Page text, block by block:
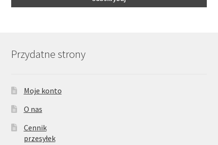
Przydatne strony
Moje konto
O nas
Cennik
przesyłek